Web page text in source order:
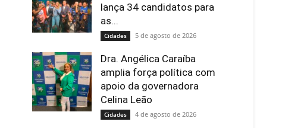
lança 34 candidatos para
as...
Cidades 5 de agosto de 2026
Dra. Angélica Caraíba
amplia força política com
apoio da governadora
Celina Leão
Cidades 4 de agosto de 2026